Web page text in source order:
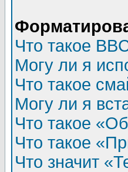
Что такое
Могу ли я
Что такое
Могу ли я
Что такое
Что такое
Что значит